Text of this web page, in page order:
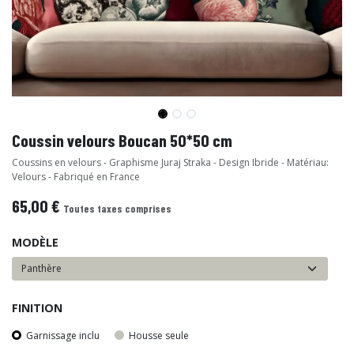
Coussin velours Boucan 50*50 cm
Coussins en velours - Graphisme Juraj Straka - Design Ibride - Matériau:
Velours - Fabriqué en France
65,00€ Toutes taxes comprises
MODÈLE
FINITION
Garnissage inclu Housse seule